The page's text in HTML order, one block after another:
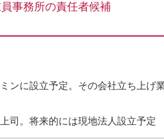
事務所の責任者候補
ンに設立予定。その会社立ち上げ
司。将来的には現地法人設立予定